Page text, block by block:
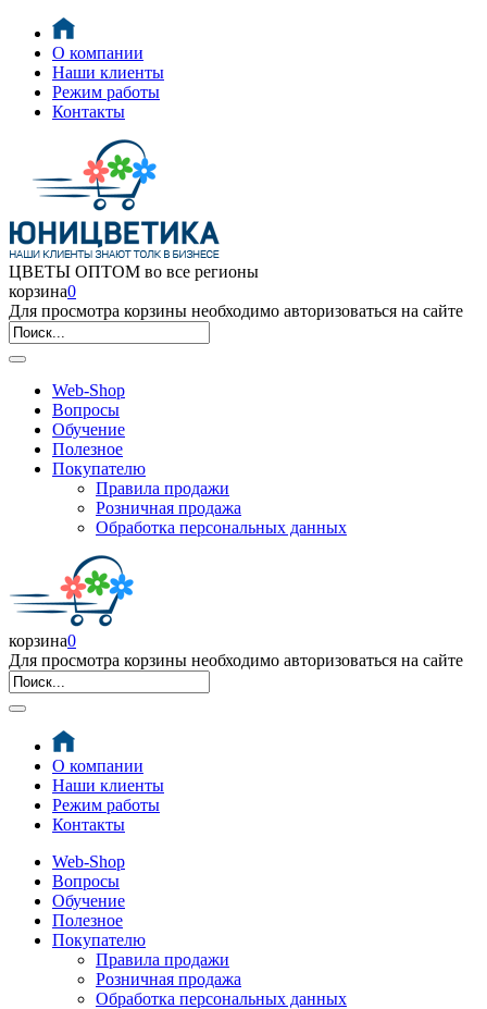
О компании
Наши клиенты
Режим работы
Контакты
ЦВЕТЫ ОПТОМ во все регионы
корзина0
Для просмотра корзины необходимо авторизоваться на сайте
Web-Shop
Вопросы
Обучение
Полезное
Покупателю
Правила продажи
Розничная продажа
Обработка персональных данных
корзина0
Для просмотра корзины необходимо авторизоваться на сайте
О компании
Наши клиенты
Режим работы
Контакты
Web-Shop
Вопросы
Обучение
Полезное
Покупателю
Правила продажи
Розничная продажа
Обработка персональных данных